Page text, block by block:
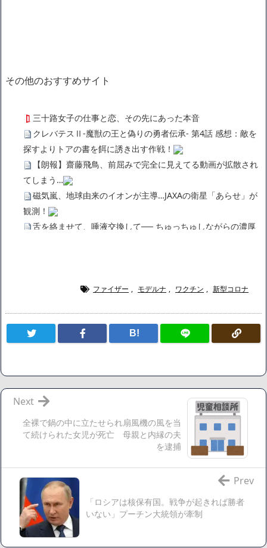
その他のおすすめサイト
三十路女子の仕事と恋、その先にあった本音
クレバテスⅡ-魔獣の王と偽りの勇者伝承- 第4話 感想：敵を
探すよりトアの書を餌に誘き出す作戦！
【朗報】齋藤飛鳥、前屈みで完全に見えてる動画が拡散され
てしまう…
磁気嵐、地球由来のイオンが主導…JAXAの衛星「あらせ」が
観測！
舌を絡ませて、唾液交換して── ちゅっちゅしながらの濃厚
広末涼子さん、正気に戻ってしまい絶望する・・・「アカ
割減
【画像】さくまあきら「桃鉄の赤マスは実際に行ってみてク
【愕然】ワイ「豚バラ220gカリッカリになるまで焼いて重さ
調べたろww(2割3割減ったら御の字やろなあww)」→結
果・・・・・・・・・・・・・・・・・・・
【悲報】ジェネリック医薬品、4割が承認書と異なる製造だ
ったことが発覚「衝撃的な数字だ」
【速報】楽天グループ、減損損失約160億円と約700億円の繰
延税金資産の取崩し
【悲報】読売新聞、「避難所の自販機が壊されて窃盗され
ファイザー , モデルナ , ワクチン , 新型コロナ
B!
全裸で鍋の中に立たせられ扇風機の風を当
て続けられた女児が死亡 母親と内縁の夫
を逮捕
Next
「ロシアは核保有国。戦争が起きれば勝者
いない」プーチン大統領が牽制
Prev